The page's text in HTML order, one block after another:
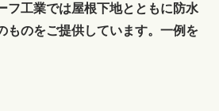
フ工業では屋根下地とともに防水
ものをご提供しています。一例を